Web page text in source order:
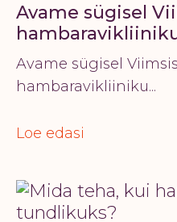
Avame sügisel
Avame sügisel
hambaravikliiniku...
Loe edasi